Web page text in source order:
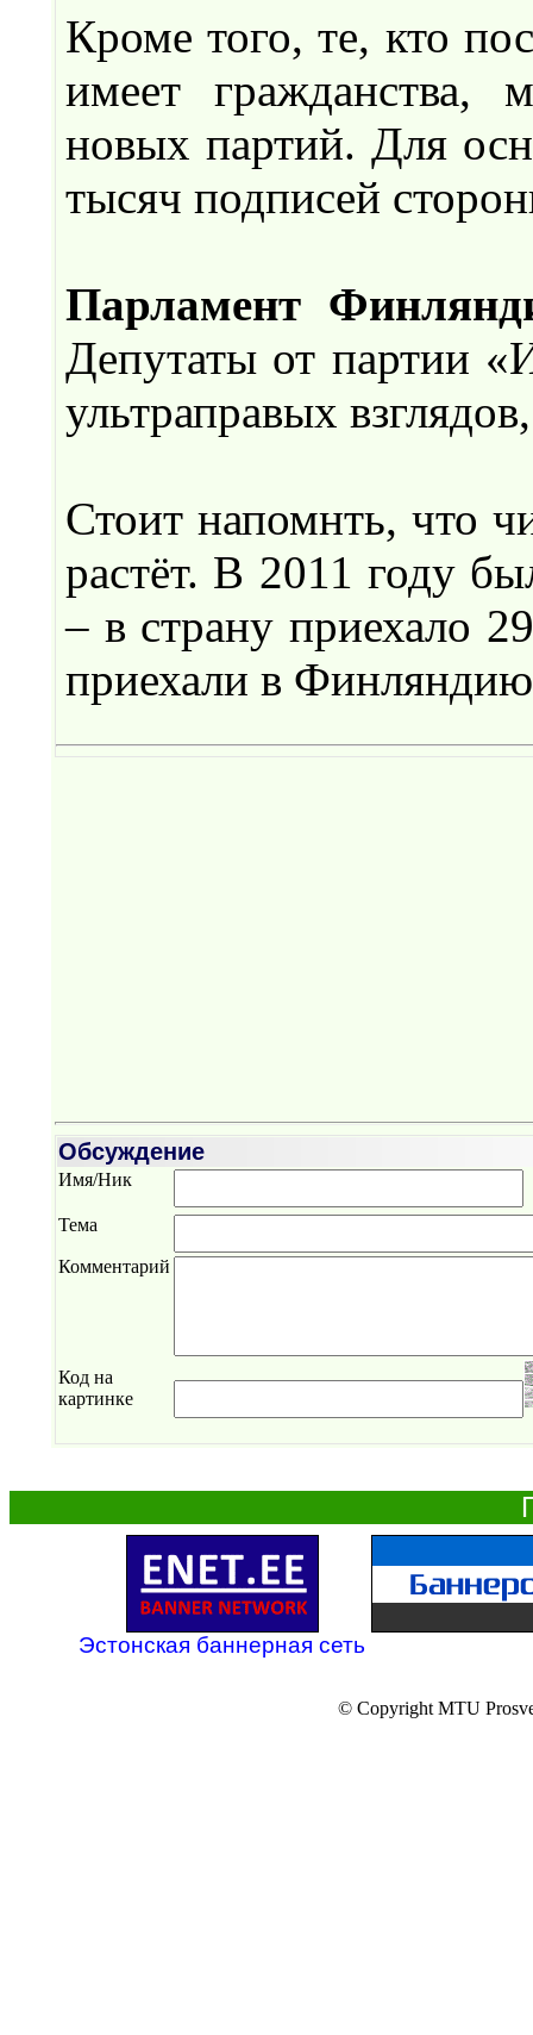
Кроме того, те, кто
имеет гражданства,
новых партий. Для
тысяч подписей
Парламент
Депутаты от партии
ультраправых
Стоит напомнть, что
растёт. В 2011 году
– в страну приехало
приехали в
Обсуждение
Имя/Ник
Тема
Комментарий
Код на
картинке
Эстонская баннерная сеть
© Copyright MTU